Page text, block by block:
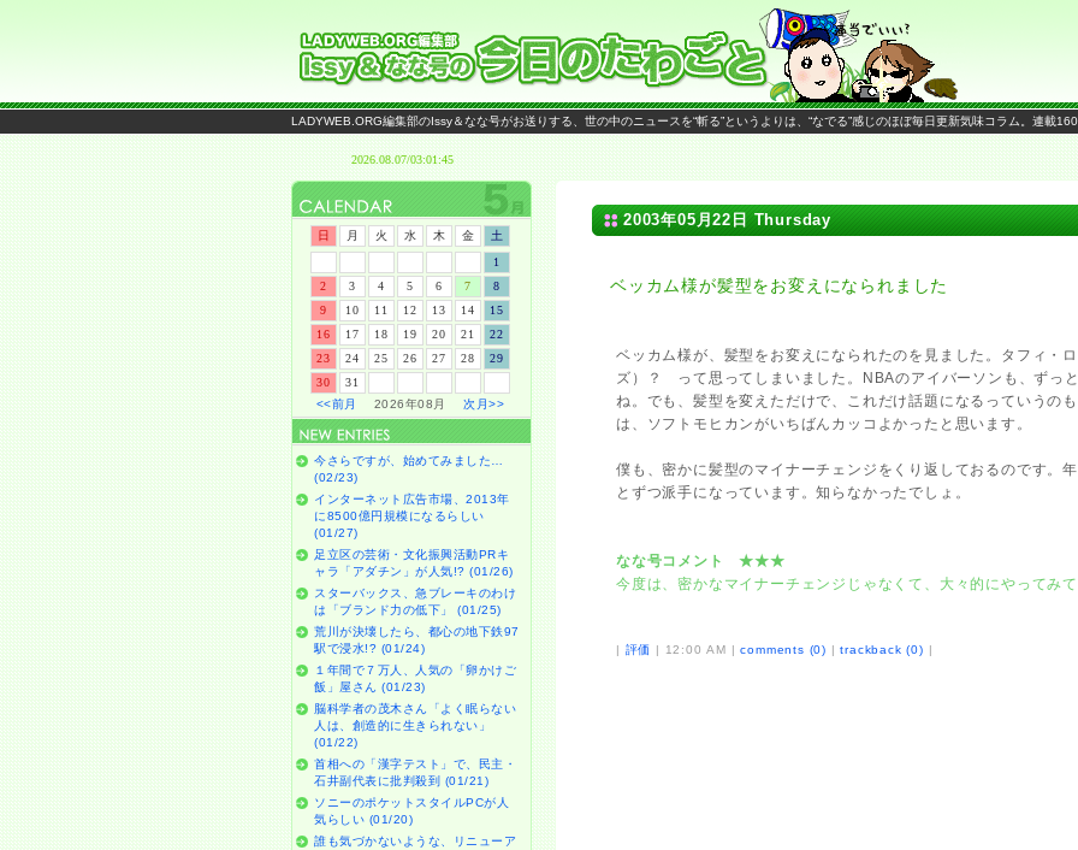
LADYWEB.ORG編集部のIssy＆なな号がお送りする、世の中のニュースを“斬る”というよりは、“なでる”感じのほぼ毎日更新気味コラム。連載
2003年05月22日 Thursday
ベッカム様が髪型をお変えになられました
ベッカム様が、髪型をお変えになられたのを見ました。タフィ・
ズ）？ って思ってしまいました。NBAのアイバーソンも、ずっ
ね。でも、髪型を変えただけで、これだけ話題になるっていうの
は、ソフトモヒカンがいちばんカッコよかったと思います。
僕も、密かに髪型のマイナーチェンジをくり返しておるのです。
とずつ派手になっています。知らなかったでしょ。
なな号コメント ★★★
今度は、密かなマイナーチェンジじゃなくて、大々的にやってみ
| 評価 | 12:00 AM |comments (0) |trackback (0) |
日 月 火 水 木 金
土
1
2
3 4 5 6 7
8
9
10 11 12 13 14
15
16
17 18 19 20 21
22
23
24 25 26 27 28
29
30
31
<<前月
2026年08月次月>>
今さらですが、始めてみました…
(02/23)
インターネット広告市場、2013年
に8500億円規模になるらしい
(01/27)
足立区の芸術・文化振興活動PRキ
ャラ「アダチン」が人気!? (01/26)
スターバックス、急ブレーキのわけ
は「ブランド力の低下」 (01/25)
荒川が決壊したら、都心の地下鉄97
駅で浸水!? (01/24)
１年間で７万人、人気の「卵かけご
飯」屋さん (01/23)
脳科学者の茂木さん「よく眠らない
人は、創造的に生きられない」
(01/22)
首相への「漢字テスト」で、民主・
石井副代表に批判殺到 (01/21)
ソニーのポケットスタイルPCが人
気らしい (01/20)
誰も気づかないような、リニューア